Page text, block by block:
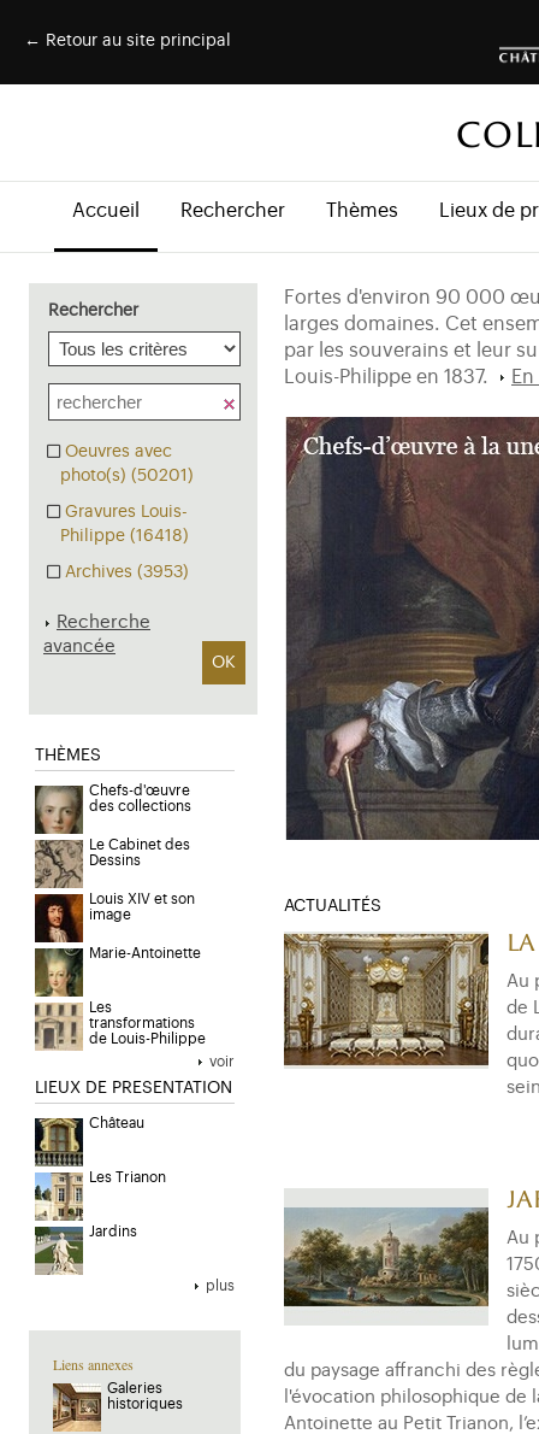
← Retour au site principal
Accueil Rechercher Thèmes Lieux de
Rechercher
Oeuvres avec
photo(s) (50201)
Gravures Louis-
Philippe (16418)
Archives (3953)
Recherche
avancée
OK
THÈMES
Chefs-d'œuvre
des collections
Le Cabinet des
Dessins
Louis XIV et son
image
Marie-Antoinette
Les
transformations
de Louis-Philippe
voir
LIEUX DE PRESENTATION
Château
Les Trianon
Jardins
plus
Liens annexes
Galeries
historiques
Fortes d'environ 90 000
larges domaines. Cet
par les souverains et leur
Louis-Philippe en 1837.
ACTUALITÉS
Au
de
Au
du paysage affranchi des
l'évocation philosophique de
Antoinette au Petit Trianon,